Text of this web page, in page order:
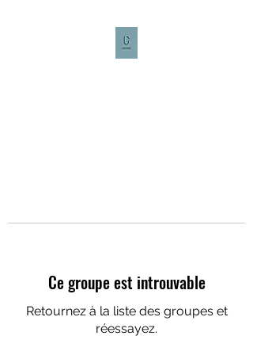
Ce groupe est introuvable
Retournez à la liste des groupes et
réessayez.